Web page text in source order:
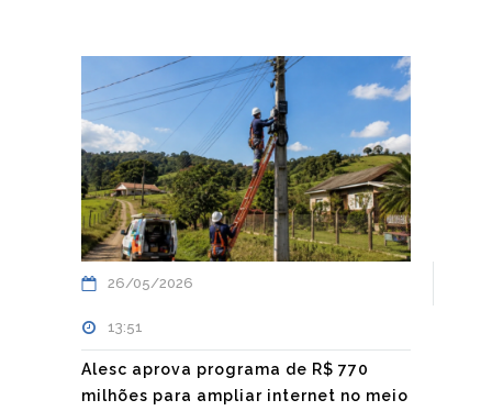
26/05/2026
13:51
Alesc aprova programa de R$ 770
milhões para ampliar internet no meio